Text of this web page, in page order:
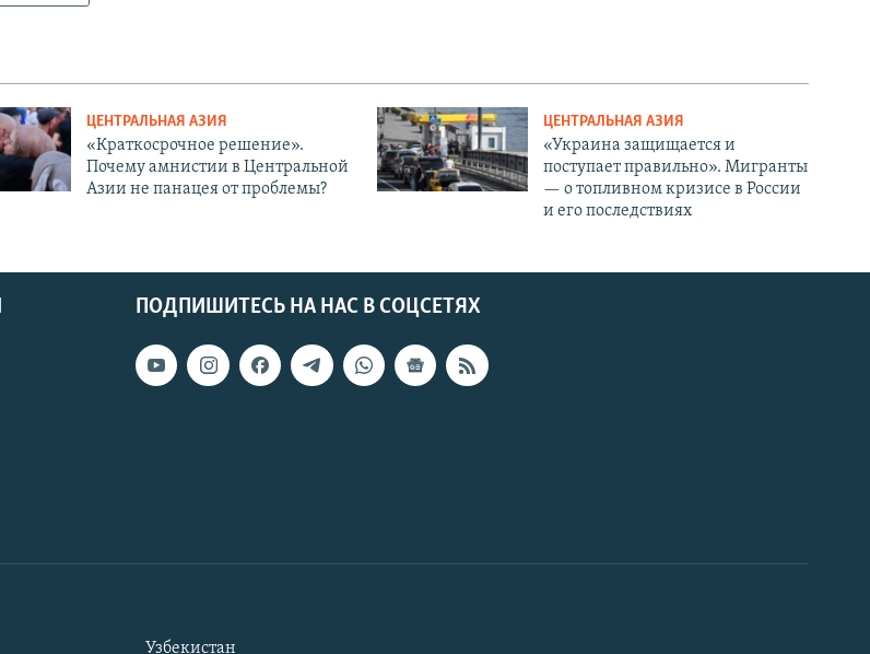
ЦЕНТРАЛЬНАЯ АЗИЯ
«Краткосрочное решение».
Почему амнистии в Центральной
Азии не панацея от проблемы?
ЦЕНТРАЛЬНАЯ АЗИЯ
«Украина защищается и
поступает правильно». Мигранты
— о топливном кризисе в России
и его последствиях
ПОДПИШИТЕСЬ НА НАС В СОЦСЕТЯХ
Узбекистан